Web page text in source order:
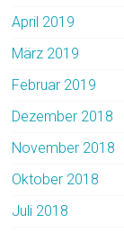
April 2019
März 2019
Februar 2019
Dezember 2018
November 2018
Oktober 2018
Juli 2018